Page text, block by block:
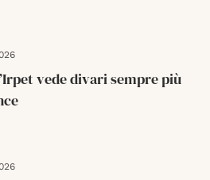
vede divari sempre più